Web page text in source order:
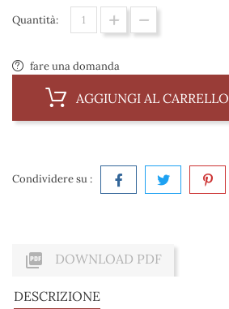
Quantità:
fare una domanda
AGGIUNGI AL CARRELLO
Condividere su :
 DOWNLOAD PDF
DESCRIZIONE